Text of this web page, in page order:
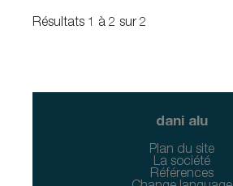
Résultats 1 à 2 sur 2
dani alu
Plan du site
La société
Références